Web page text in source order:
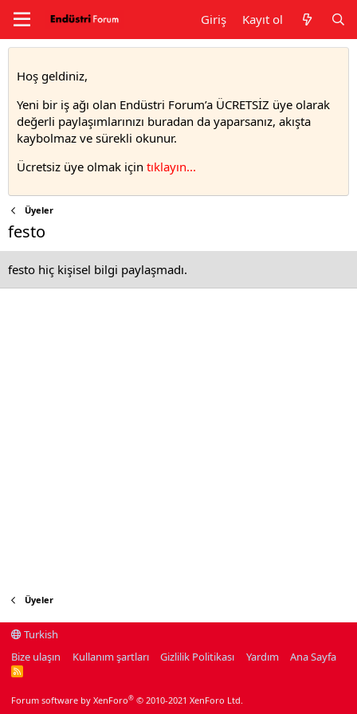
Giriş Kayıt ol
Hoş geldiniz,
Yeni bir iş ağı olan Endüstri Forum’a ÜCRETSİZ üye olarak
değerli paylaşımlarınızı buradan da yaparsanız, akışta
kaybolmaz ve sürekli okunur.
Ücretsiz üye olmak için tıklayın...
Üyeler
festo
festo hiç kişisel bilgi paylaşmadı.
Üyeler
Turkish
Bize ulaşın
Kullanım şartları Gizlilik Politikası Yardım Ana Sayfa
R
Forum software by XenForo® © 2010-2021 XenForo Ltd.